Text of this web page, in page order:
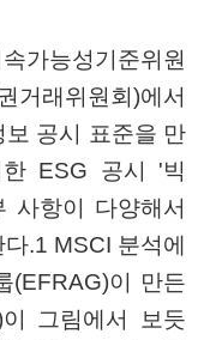
가능성기준위원
거래위원회)에서
공시 표준을 만
ESG 공시 '빅
사항이 다양해서
.1 MSCI 분석에
(EFRAG)이 만든
그림에서 보듯